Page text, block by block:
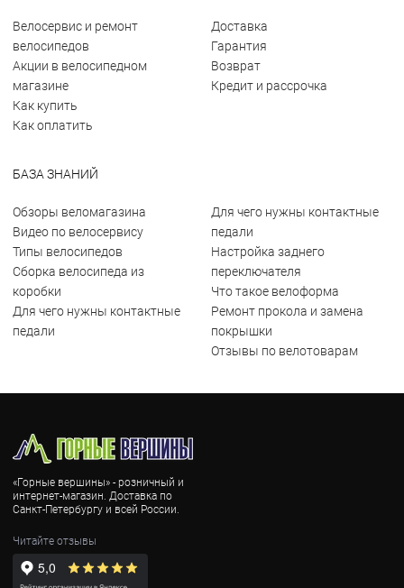
Велосервис и ремонт
велосипедов
Акции в велосипедном
магазине
Как купить
Как оплатить
Доставка
Гарантия
Возврат
Кредит и рассрочка
БАЗА ЗНАНИЙ
Обзоры веломагазина
Видео по велосервису
Типы велосипедов
Сборка велосипеда из
коробки
Для чего нужны контактные
педали
Для чего нужны контактные
педали
Настройка заднего
переключателя
Что такое велоформа
Ремонт прокола и замена
покрышки
Отзывы по велотоварам
«Горные вершины» - розничный и
интернет-магазин. Доставка по
Санкт-Петербургу и всей России.
Читайте отзывы